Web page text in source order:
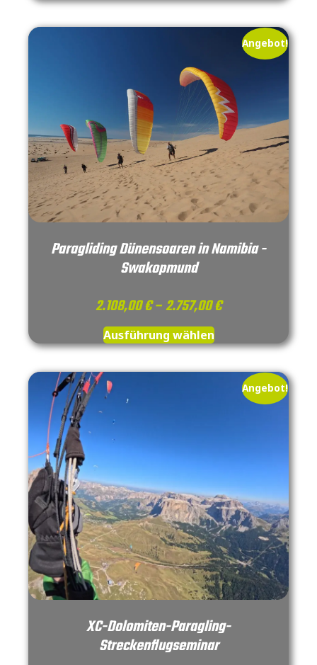
Angebot!
Paragliding Dünensoaren in Namibia -
Swakopmund
2.108,00€–2.757,00€
Ausführung wählen
Angebot!
XC-Dolomiten-Paragling-
Streckenflugseminar